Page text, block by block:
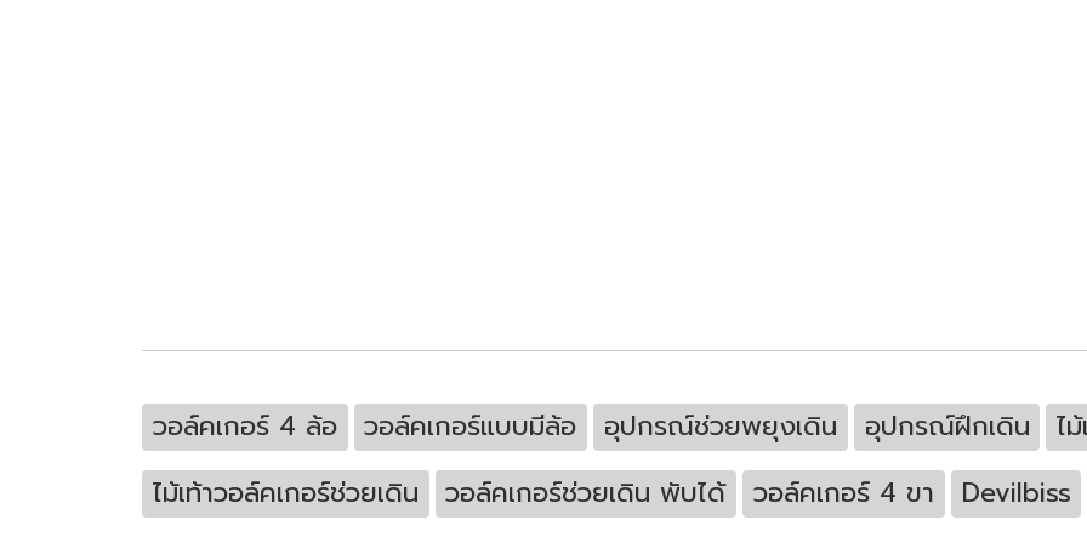
วอล์คเกอร์ 4 ล้อ วอล์คเกอร์แบบมีล้อ อุปกรณ์ช่วยพยุงเดิน อุปกรณ์ฝึกเดิน
ไ
ไม้เท้าวอล์คเกอร์ช่วยเดิน
วอล์คเกอร์ช่วยเดิน พับได้ วอล์คเกอร์ 4 ขา Devilbiss